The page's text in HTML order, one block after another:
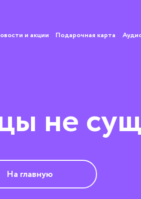
и акции Подарочная карта
не
На главную